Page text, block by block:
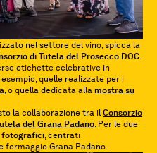
nel settore del vino, spicca la
di Tutela del Prosecco DOC.
etichette celebrative in
quelle realizzate per i
, o quella dedicata alla mostra su
la collaborazione tra il Consorzio
del Grana Padano. Per le due
fotografici, centrati
formaggio Grana Padano.